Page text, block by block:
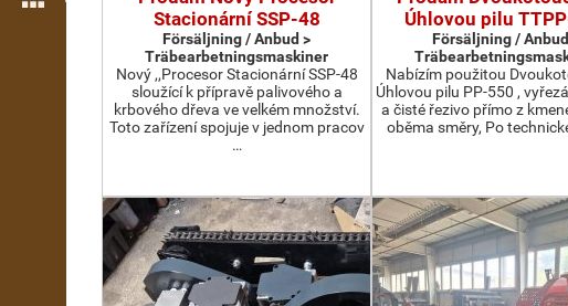
Stacionární SSP-48
Försäljning / Anbud >
Träbearbetningsmaskiner
Nový ,,Procesor Stacionární SSP-48
sloužící k přípravě palivového a
krbového dřeva ve velkém množství.
Toto zařízení spojuje v jednom pracov
…
Úhlovou pilu
Försäljning /
Nabízím použitou
Úhlovou pilu PP-550 ,
a čisté řezivo přímo z
oběma směry, Po